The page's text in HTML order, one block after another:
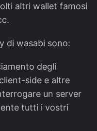
altri wallet famosi
di wasabi sono:
degli
side e altre
un server
tutti i vostri